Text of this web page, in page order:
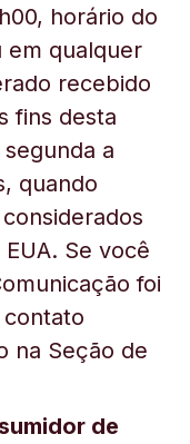
horário do
em qualquer
recebido
fins desta
a
quando
Se você
foi
na Seção de
de